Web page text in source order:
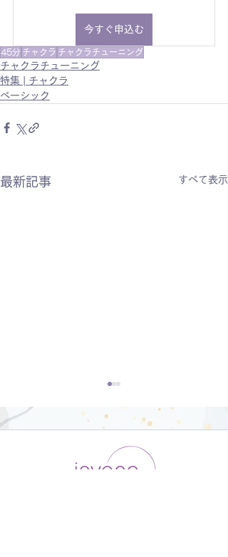
今すぐ申込む
45分 チャクラ チャクラチューニング
チャクラチューニング
特集 | チャクラ
ベーシック
最新記事 すべて表示